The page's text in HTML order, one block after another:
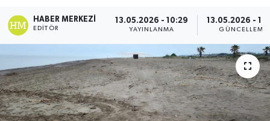
HABER MERKEZI
EDITÖR
13.05.2026 - 10:29
YAYINLANMA
13.05.2026 -
GÜNCELLEME
Eğitim
Eleman
Emlak
Haber Arşivi